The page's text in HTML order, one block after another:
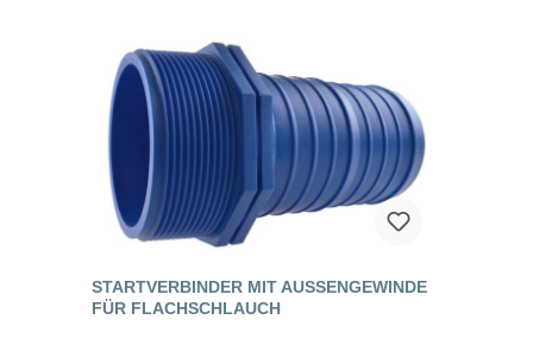
STARTVERBINDER MIT AUSSENGEWINDE F
ÜR FLACHSCHLAUCH